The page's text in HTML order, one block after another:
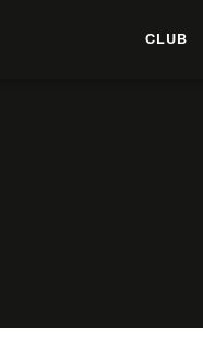
CLUB